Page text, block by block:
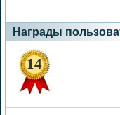
Награды
14